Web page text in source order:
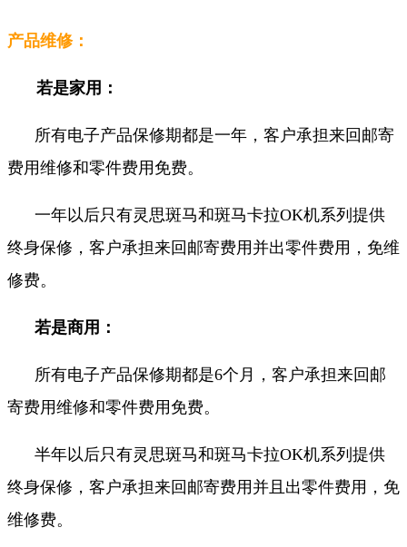
产品维修：
若是家用：
所有电子产品保修期都是一年，客户承担来回邮寄
费用维修和零件费用免费。
一年以后只有灵思斑马和斑马卡拉OK机系列提供
终身保修，客户承担来回邮寄费用并出零件费用，免维
修费。
若是商用：
所有电子产品保修期都是6个月，客户承担来回邮
寄费用维修和零件费用免费。
半年以后只有灵思斑马和斑马卡拉OK机系列提供
终身保修，客户承担来回邮寄费用并且出零件费用，免
维修费。